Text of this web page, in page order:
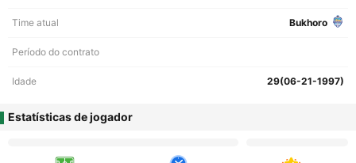
Time atual Bukhoro
Período do contrato
Idade 29(06-21-1997)
Estatísticas de jogador